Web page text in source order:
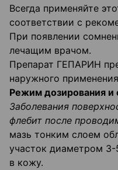
Всегда применяйте
соответствии с
При появлении
лечащим врачом.
Препарат ГЕПАРИН
наружного
Режим дозирования и
Заболевания
флебит после
мазь тонким слоем
участок диаметром
в кожу.